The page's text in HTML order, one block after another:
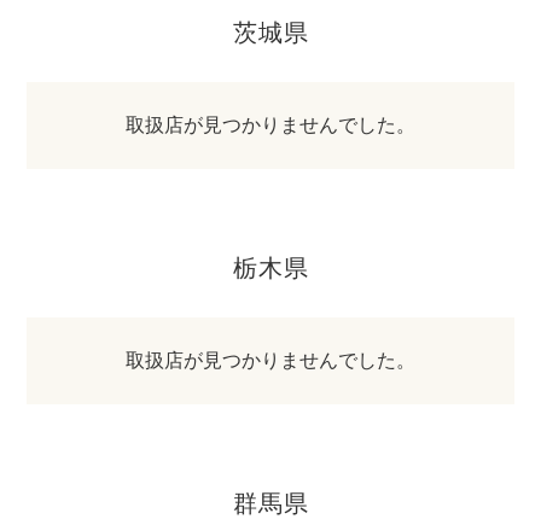
茨城県
取扱店が見つかりませんでした。
栃木県
取扱店が見つかりませんでした。
群馬県